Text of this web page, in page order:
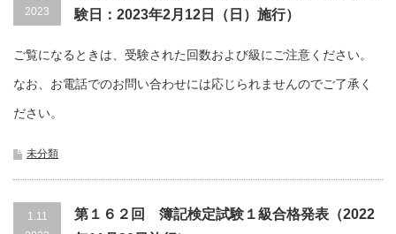
2023
験日：2023年2月12日（日）施行）
ご覧になるときは、受験された回数および級にご注意ください。
なお、お電話でのお問い合わせには応じられませんのでご了承く
ださい。
未分類
1.11
第１６２回 簿記検定試験１級合格発表（2022